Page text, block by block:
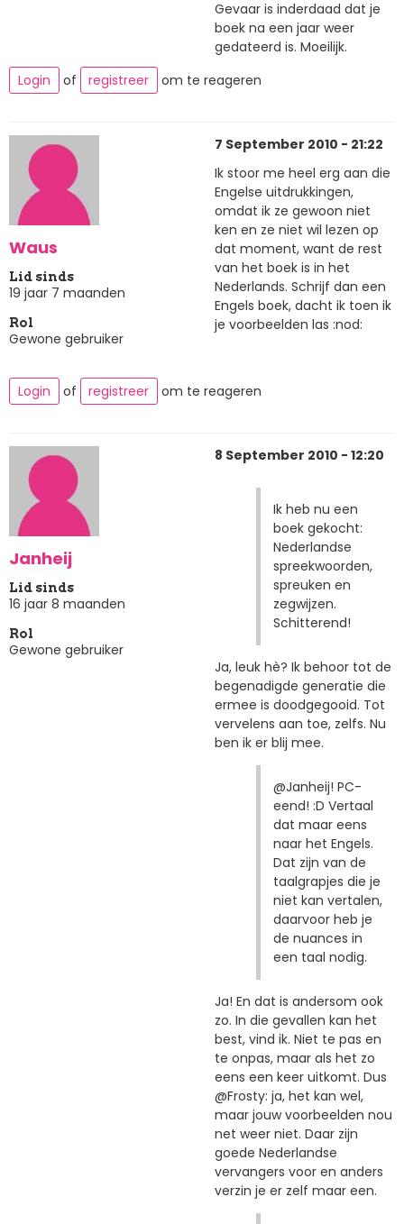
Gevaar is inderdaad dat je
boek na een jaar weer
gedateerd is. Moeilijk.
Login
of registreer om te reageren
Waus
Lid sinds
19 jaar 7 maanden
Rol
Gewone gebruiker
7 September 2010 - 21:22
Ik stoor me heel erg aan die
Engelse uitdrukkingen,
omdat ik ze gewoon niet
ken en ze niet wil lezen op
dat moment, want de rest
van het boek is in het
Nederlands. Schrijf dan een
Engels boek, dacht ik toen ik
je voorbeelden las :nod:
Login of registreer om te reageren
Janheij
Lid sinds
16 jaar 8 maanden
Rol
Gewone gebruiker
8 September 2010 - 12:20
Ik heb nu een
boek gekocht:
Nederlandse
spreekwoorden,
spreuken en
zegwijzen.
Schitterend!
Ja, leuk hè? Ik behoor tot de
begenadigde generatie die
ermee is doodgegooid. Tot
vervelens aan toe, zelfs. Nu
ben ik er blij mee.
@Janheij! PC-
eend! :D Vertaal
dat maar eens
naar het Engels.
Dat zijn van de
taalgrapjes die je
niet kan vertalen,
daarvoor heb je
de nuances in
een taal nodig.
Ja! En dat is andersom ook
zo. In die gevallen kan het
best, vind ik. Niet te pas en
te onpas, maar als het zo
eens een keer uitkomt. Dus
@Frosty: ja, het kan wel,
maar jouw voorbeelden nou
net weer niet. Daar zijn
goede Nederlandse
vervangers voor en anders
verzin je er zelf maar een.